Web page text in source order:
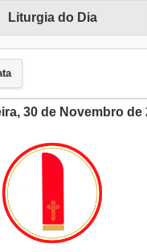
Liturgia do Dia
30 de Novembro de